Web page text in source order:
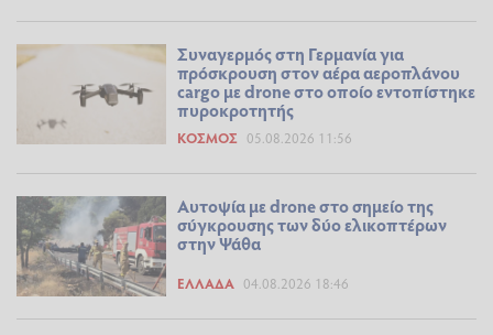
Συναγερμός στη Γερμανία για
πρόσκρουση στον αέρα αεροπλάνου
cargo με drone στο οποίο εντοπίστηκε
πυροκροτητής
ΚΌΣΜΟΣ 05.08.2026 11:56
Αυτοψία με drone στο σημείο της
σύγκρουσης των δύο ελικοπτέρων
στην Ψάθα
ΕΛΛΆΔΑ 04.08.2026 18:46